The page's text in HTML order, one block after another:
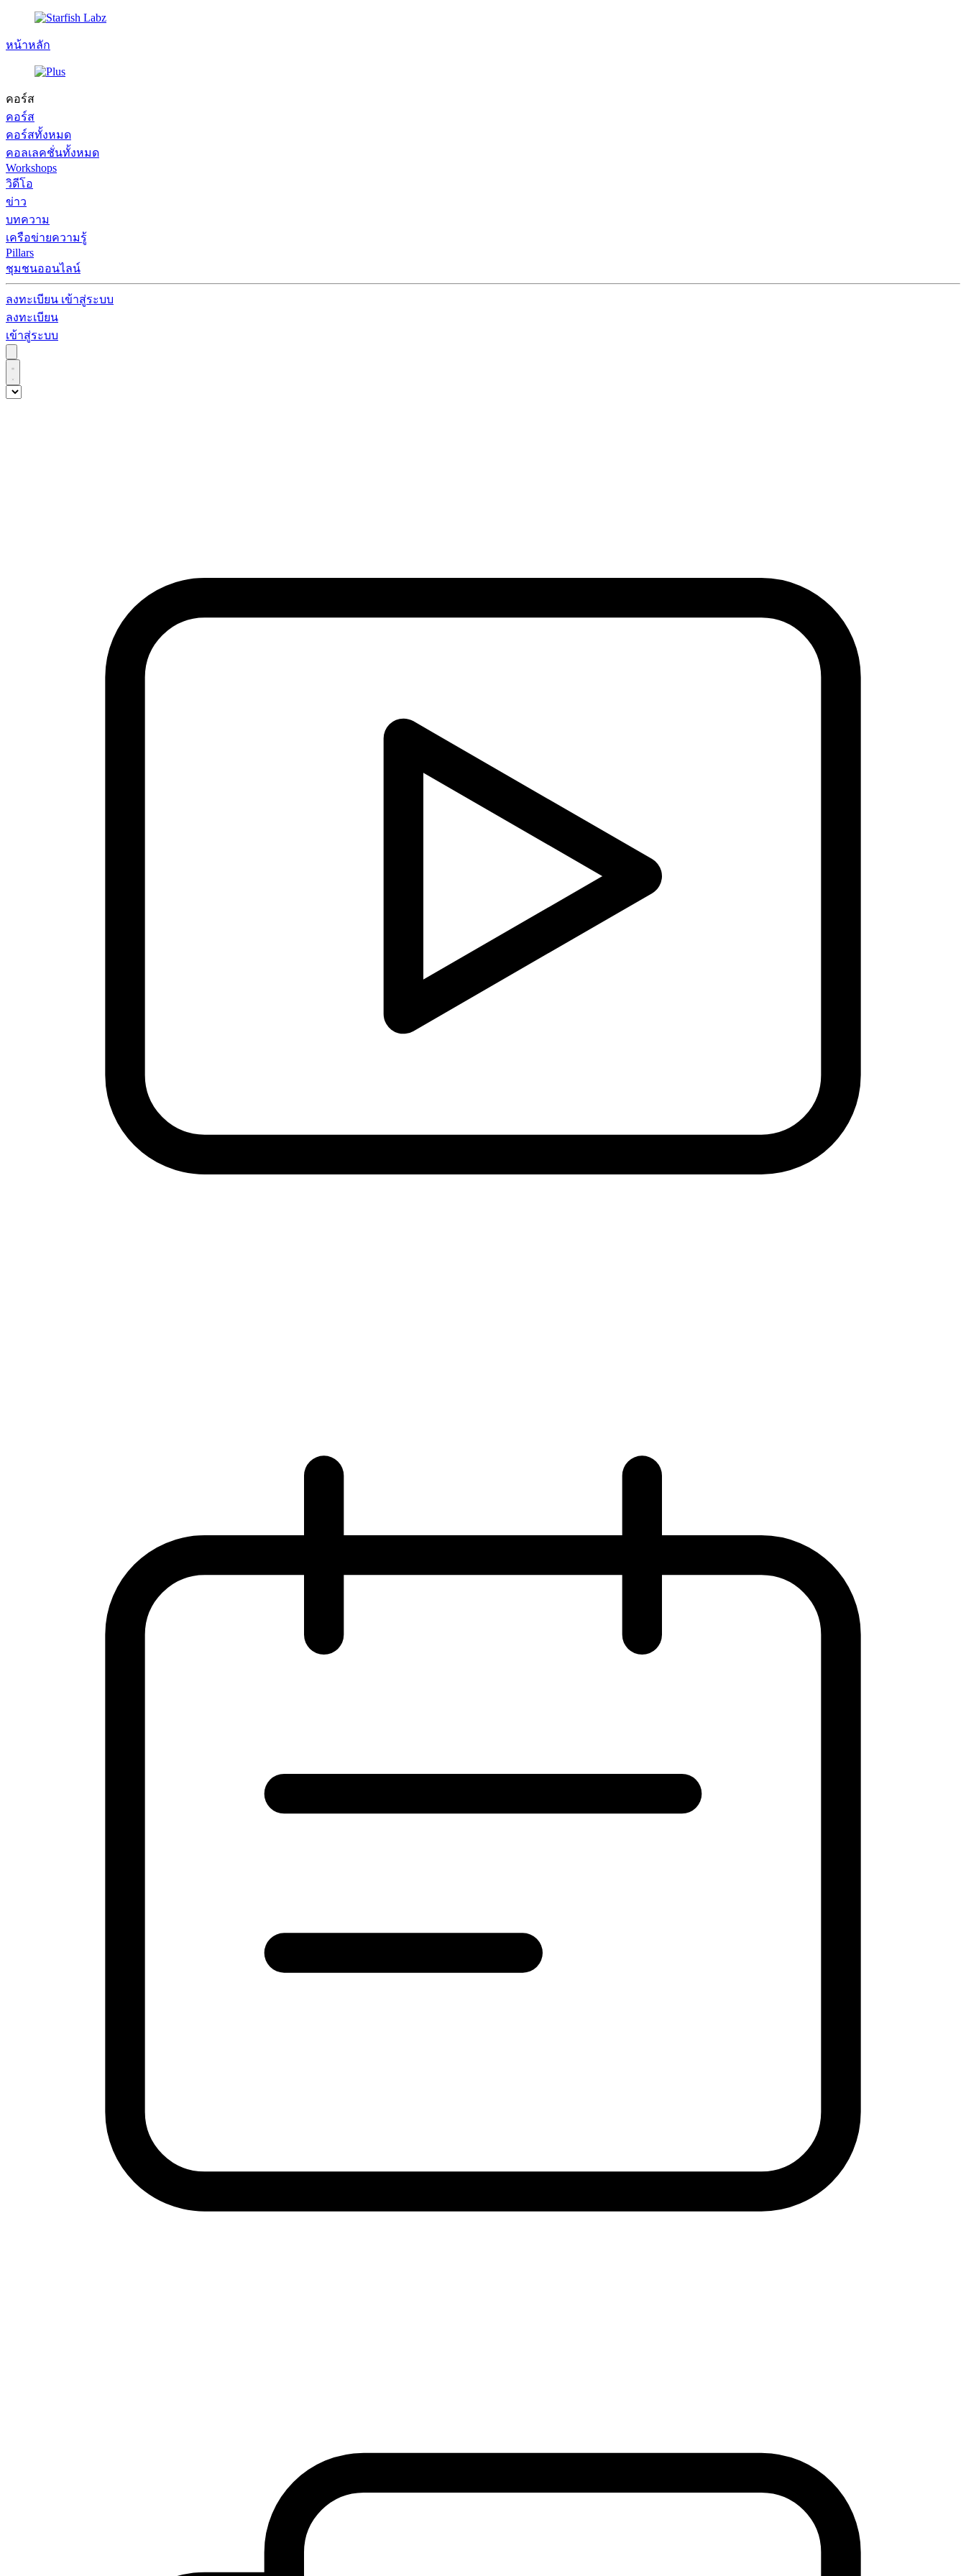
หน้าหลัก
คอร์ส
คอร์ส
คอร์สทั้งหมด
คอลเลคชั่นทั้งหมด
Workshops
วิดีโอ
ข่าว
บทความ
เครือข่ายความรู้
Pillars
ชุมชนออนไลน์
ลงทะเบียน เข้าสู่ระบบ
ลงทะเบียน
เข้าสู่ระบบ